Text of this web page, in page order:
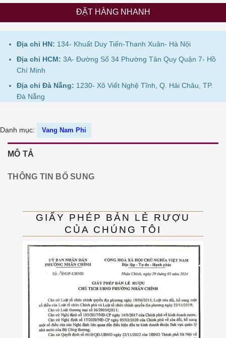
ĐẶT HÀNG NHANH
Địa chỉ HN: 134- Khuất Duy Tiến-Thanh Xuân- Hà Nội
Địa chỉ HCM: 3A- Đường Số 34 Phường Tân Quy Quận 7- Hồ
Chí Minh
Địa chỉ Đà Nẵng: 1230- Xô Viết Nghệ Tĩnh, Q. Hải Châu, TP.
Đà Nẵng
Danh mục: Vang Nam Phi
MÔ TẢ
THÔNG TIN BỔ SUNG
GIẤY PHÉP BẢN LẺ RƯỢU
CỦA CHÚNG TÔI